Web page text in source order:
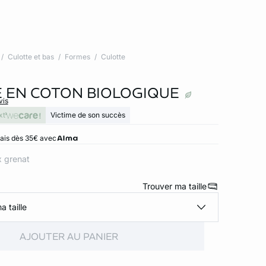
Culotte et bas Formes Culotte
EN COTON BIOLOGIQUE
Victime de son succès
dès 35€ avec
grenat
Trouver ma taille
taille
AJOUTER AU PANIER